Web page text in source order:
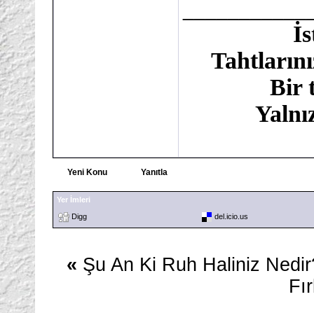
Bir
Yeni Konu Yanıtla
Yer İmleri
Digg
del.icio.us
« Şu An Ki Ruh Haliniz